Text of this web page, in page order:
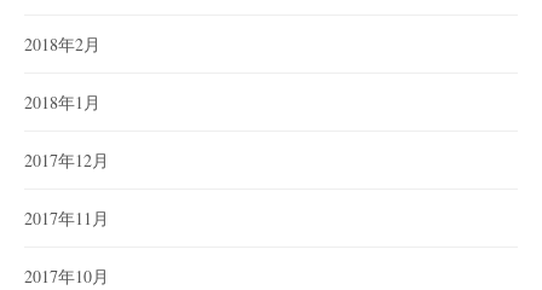
2018年2月
2018年1月
2017年12月
2017年11月
2017年10月